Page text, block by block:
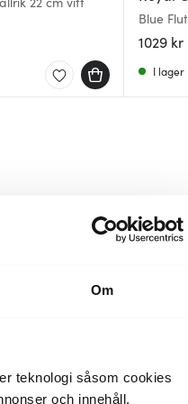
Om
teknologi såsom cookies
och innehåll,
Blue
cm
1029 kr
I lager